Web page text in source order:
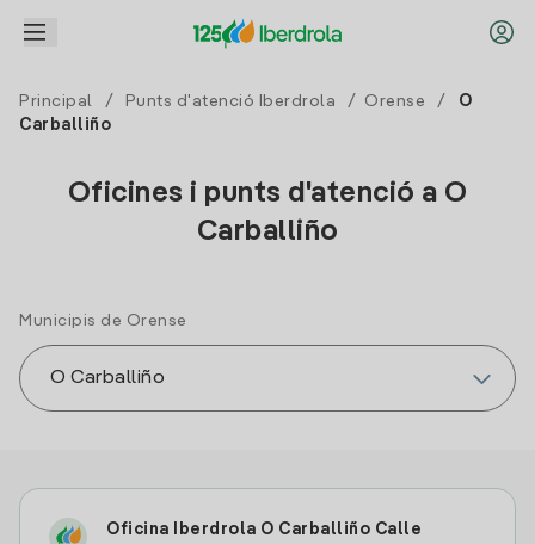
Principal / Punts d'atenció Iberdrola / Orense /
O
Carballiño
Oficines i punts d'atenció a O
Carballiño
Municipis de Orense
Oficina Iberdrola O Carballiño Calle